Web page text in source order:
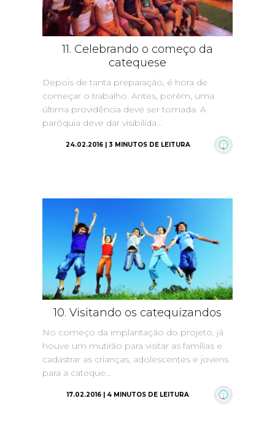
11. Celebrando o começo da
catequese
Depois de tanta preparação, é hora de
começar o trabalho. Antes, porém, uma
última providência deve ser tomada. A
paróquia deve dar visibilida...
24.02.2016 | 3 MINUTOS DE LEITURA
10. Visitando os catequizandos
No começo da implantação do projeto, já
houve um mutirão para visitar as famílias e
cadastrar as crianças, adolescentes e jovens
para a cateque...
17.02.2016 | 4 MINUTOS DE LEITURA